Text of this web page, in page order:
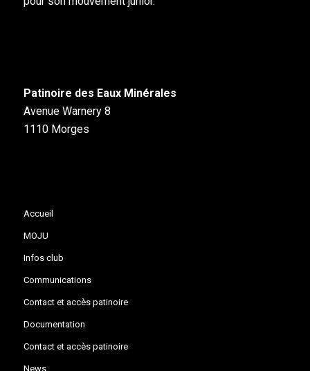
Patinoire des Eaux Minérales
Avenue Warnery 8
1110 Morges
Accueil
MOJU
Infos club
Communications
Contact et accès patinoire
Documentation
Contact et accès patinoire
News